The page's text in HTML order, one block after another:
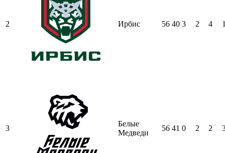
2 Ирбис 56 40 3 2 4
3
Белые
Медведи
56 41 0 2 2